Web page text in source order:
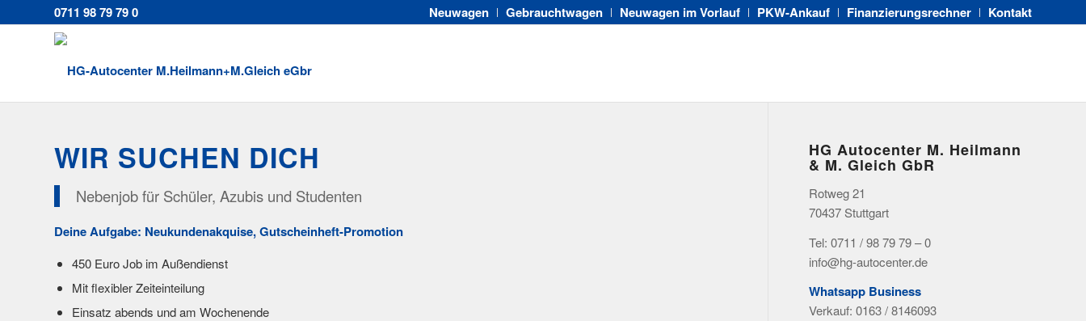
Neuwagen Gebrauchtwagen Neuwagen im Vorlauf PKW-Ankauf Finanzierungsrechner Kontakt
0711 98 79 79 0
WIR SUCHEN DICH
Nebenjob für Schüler, Azubis und Studenten
Deine Aufgabe: Neukundenakquise, Gutscheinheft-Promotion
450 Euro Job im Außendienst
Mit flexibler Zeiteinteilung
Einsatz abends und am Wochenende
HG Autocenter M. Heilmann
& M. Gleich GbR
Rotweg 21
70437 Stuttgart
Tel: 0711 / 98 79 79 – 0
info@hg-autocenter.de
Whatsapp Business
Verkauf:0163 / 8146093